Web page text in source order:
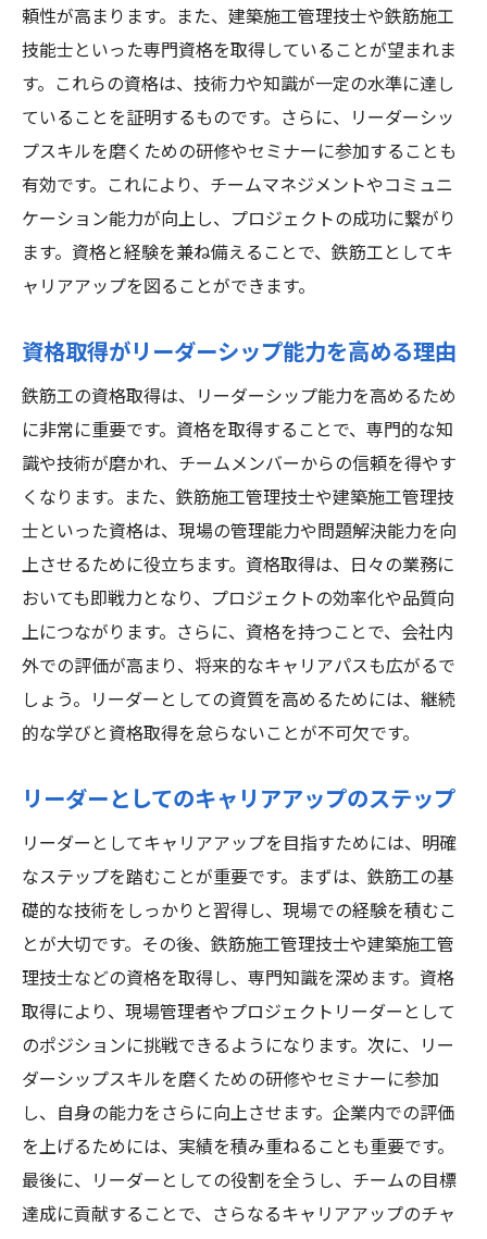
頼性が高まります。また、建築施工管理技士や鉄筋施工
技能士といった専門資格を取得していることが望まれま
す。これらの資格は、技術力や知識が一定の水準に達し
ていることを証明するものです。さらに、リーダーシッ
プスキルを磨くための研修やセミナーに参加することも
有効です。これにより、チームマネジメントやコミュニ
ケーション能力が向上し、プロジェクトの成功に繋がり
ます。資格と経験を兼ね備えることで、鉄筋工としてキ
ャリアアップを図ることができます。
資格取得がリーダーシップ能力を高める理由
鉄筋工の資格取得は、リーダーシップ能力を高めるため
に非常に重要です。資格を取得することで、専門的な知
識や技術が磨かれ、チームメンバーからの信頼を得やす
くなります。また、鉄筋施工管理技士や建築施工管理技
士といった資格は、現場の管理能力や問題解決能力を向
上させるために役立ちます。資格取得は、日々の業務に
おいても即戦力となり、プロジェクトの効率化や品質向
上につながります。さらに、資格を持つことで、会社内
外での評価が高まり、将来的なキャリアパスも広がるで
しょう。リーダーとしての資質を高めるためには、継続
的な学びと資格取得を怠らないことが不可欠です。
リーダーとしてのキャリアアップのステップ
リーダーとしてキャリアアップを目指すためには、明確
なステップを踏むことが重要です。まずは、鉄筋工の基
礎的な技術をしっかりと習得し、現場での経験を積むこ
とが大切です。その後、鉄筋施工管理技士や建築施工管
理技士などの資格を取得し、専門知識を深めます。資格
取得により、現場管理者やプロジェクトリーダーとして
のポジションに挑戦できるようになります。次に、リー
ダーシップスキルを磨くための研修やセミナーに参加
し、自身の能力をさらに向上させます。企業内での評価
を上げるためには、実績を積み重ねることも重要です。
最後に、リーダーとしての役割を全うし、チームの目標
達成に貢献することで、さらなるキャリアアップのチャ